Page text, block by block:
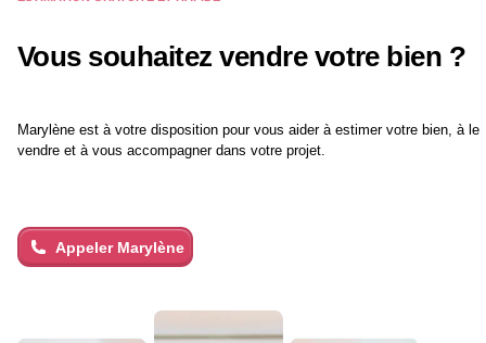
Vous souhaitez vendre votre bien ?
Marylène est à votre disposition pour vous aider à estimer votre bien, à le
vendre et à vous accompagner dans votre projet.
Appeler Marylène